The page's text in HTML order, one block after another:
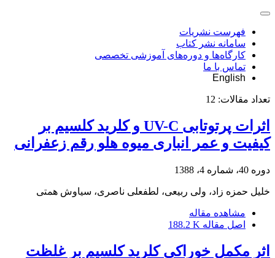
فهرست نشریات
سامانه نشر کتاب
کارگاه‌ها و دوره‌های آموزشی تخصصی
تماس با ما
English
تعداد مقالات: 12
اثرات پرتوتابی UV-C و کلرید کلسیم بر
کیفیت و عمر انباری میوه هلو رقم زعفرانی
دوره 40، شماره 4، 1388
خلیل حمزه زاد، ولی ربیعی، لطفعلی ناصری، سیاوش همتی
مشاهده مقاله
اصل مقاله 188.2 K
اثر مکمل خوراکی کلرید کلسیم بر غلظت